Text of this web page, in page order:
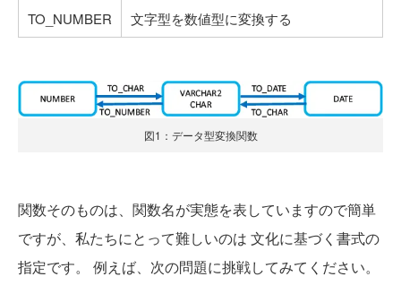
TO_NUMBER 文字型を数値型に変換する
図1：データ型変換関数
関数そのものは、関数名が実態を表していますので簡単
ですが、私たちにとって難しいのは 文化に基づく書式の
指定です。 例えば、次の問題に挑戦してみてください。